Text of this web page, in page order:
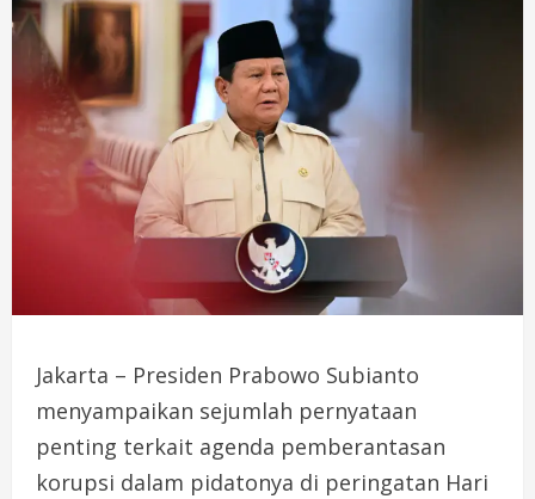
Jakarta – Presiden Prabowo Subianto
menyampaikan sejumlah pernyataan
penting terkait agenda pemberantasan
korupsi dalam pidatonya di peringatan Hari